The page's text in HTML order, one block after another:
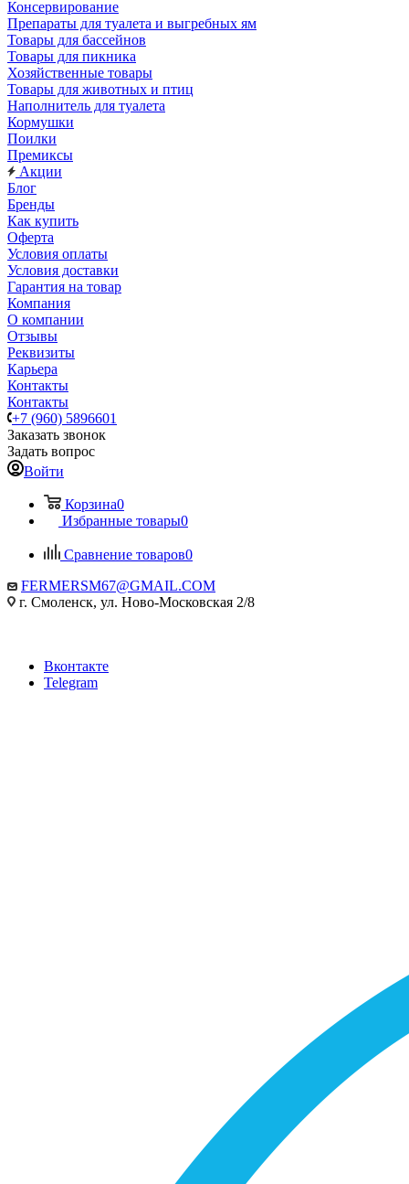
Консервирование
Препараты для туалета и выгребных ям
Товары для бассейнов
Товары для пикника
Хозяйственные товары
Товары для животных и птиц
Наполнитель для туалета
Кормушки
Поилки
Премиксы
Акции
Блог
Бренды
Как купить
Оферта
Условия оплаты
Условия доставки
Гарантия на товар
Компания
О компании
Отзывы
Реквизиты
Карьера
Контакты
Контакты
+7 (960) 5896601
Заказать звонок
Задать вопрос
Войти
Корзина0
Избранные товары0
Сравнение товаров0
FERMERSM67@GMAIL.COM
г. Смоленск, ул. Ново-Московская 2/8
Вконтакте
Telegram